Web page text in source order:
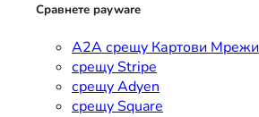
Сравнете payware
A2A срещу Картови Мрежи
срещу Stripe
срещу Adyen
срещу Square